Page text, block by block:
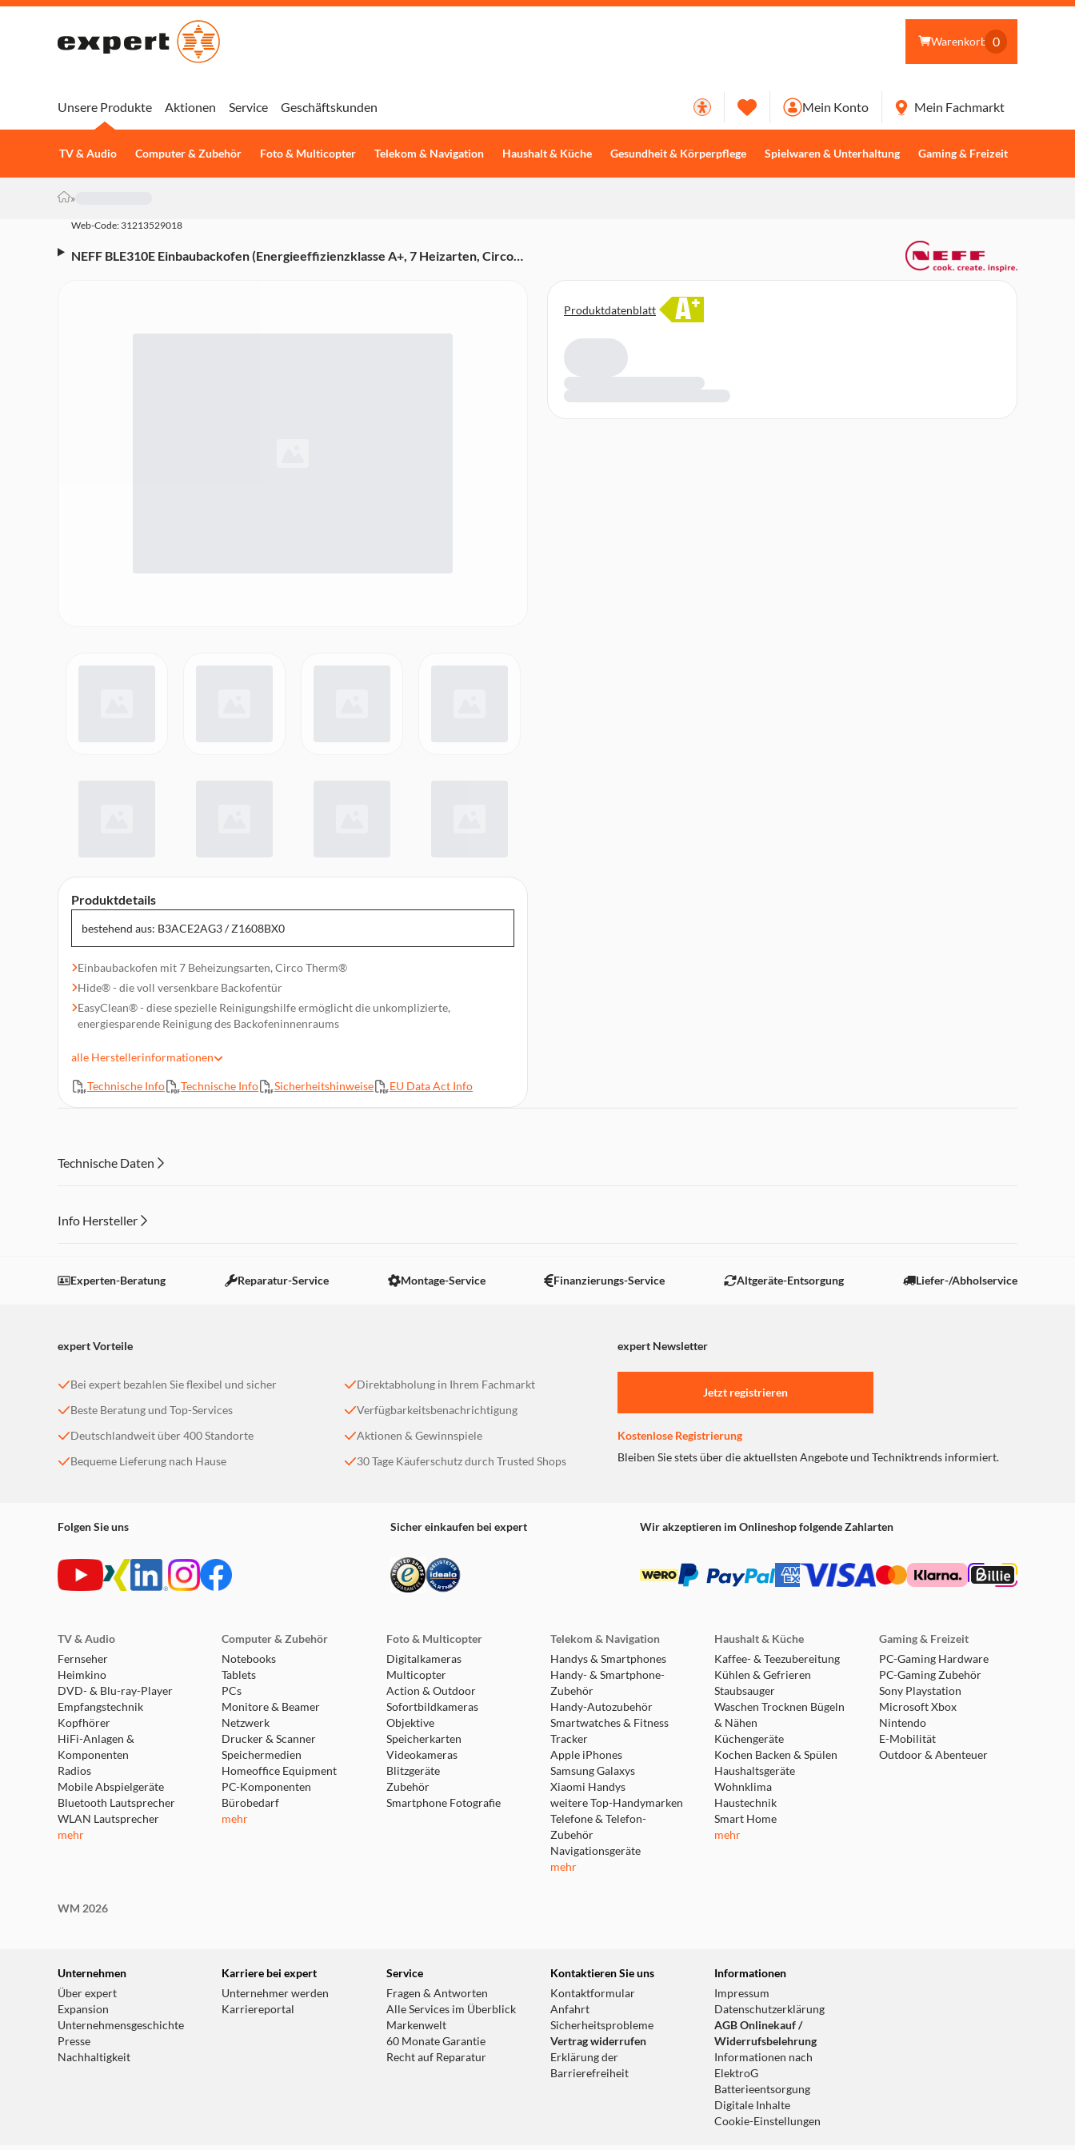
Warenkorb 0
Unsere Produkte
TV & Audio Computer & Zubehör Foto & Multicopter Telekom & Navigation Haushalt & Küche Gesundheit & Körperpflege Spielwaren & Unterhaltung Gaming & Freizeit
Aktionen Service Geschäftskunden Mein Konto Mein Fachmarkt
»
Web-Code: 31213529018
NEFF BLE310E Einbaubackofen (Energieeffizienzklasse A+, 7 Heizarten, Circo
Produktdetails
bestehend aus: B3ACE2AG3 / Z1608BX0
Einbaubackofen mit 7 Beheizungsarten, Circo Therm®
Hide® - die voll versenkbare Backofentür
EasyClean® - diese spezielle Reinigungshilfe ermöglicht die unkomplizierte,
energiesparende Reinigung des Backofeninnenraums
Voll versenkbare Bedienknebel, Elektronikuhr
Easy Clean (Reinigungshilfe), Vollglas-Innentür
1 Kombirost, 1 Universalpfanne
alle Herstellerinformationen
Technische Info Technische Info Sicherheitshinweise EU Data Act Info
A+
Produktdatenblatt
Technische Daten
Info Hersteller
Einstellungen anpassen
Experten-Beratung Reparatur-Service Montage-Service Finanzierungs-Service Altgeräte-Entsorgung Liefer-/Abholservice
expert Vorteile expert Newsletter
Bei expert bezahlen Sie flexibel und sicher
Beste Beratung und Top-Services
Deutschlandweit über 400 Standorte
Bequeme Lieferung nach Hause
Direktabholung in Ihrem Fachmarkt
Verfügbarkeitsbenachrichtigung
Aktionen & Gewinnspiele
30 Tage Käuferschutz durch Trusted Shops
Jetzt registrieren
Kostenlose Registrierung
Bleiben Sie stets über die aktuellsten Angebote und Techniktrends informiert.
Folgen Sie uns Sicher einkaufen bei expert Wir akzeptieren im Onlineshop folgende Zahlarten
TV & Audio
Fernseher
Heimkino
DVD- & Blu-ray-Player
Empfangstechnik
Kopfhörer
HiFi-Anlagen &
Komponenten
Radios
Mobile Abspielgeräte
Bluetooth Lautsprecher
WLAN Lautsprecher
mehr
Computer & Zubehör
Notebooks
Tablets
PCs
Monitore & Beamer
Netzwerk
Drucker & Scanner
Speichermedien
Homeoffice Equipment
PC-Komponenten
Bürobedarf
mehr
Foto & Multicopter
Digitalkameras
Multicopter
Action & Outdoor
Sofortbildkameras
Objektive
Speicherkarten
Videokameras
Blitzgeräte
Zubehör
Smartphone Fotografie
Telekom & Navigation
Handys & Smartphones
Handy- & Smartphone-
Zubehör
Handy-Autozubehör
Smartwatches & Fitness
Tracker
Apple iPhones
Samsung Galaxys
Xiaomi Handys
weitere Top-Handymarken
Telefone & Telefon-
Zubehör
Navigationsgeräte
mehr
Haushalt & Küche
Kaffee- & Teezubereitung
Kühlen & Gefrieren
Staubsauger
Waschen Trocknen Bügeln
& Nähen
Küchengeräte
Kochen Backen & Spülen
Haushaltsgeräte
Wohnklima
Haustechnik
Smart Home
mehr
Gaming & Freizeit
PC-Gaming Hardware
PC-Gaming Zubehör
Sony Playstation
Microsoft Xbox
Nintendo
E-Mobilität
Outdoor & Abenteuer
WM 2026
Unternehmen
Über expert
Expansion
Unternehmensgeschichte
Presse
Nachhaltigkeit
Karriere bei expert
Unternehmer werden
Karriereportal
Service
Fragen & Antworten
Alle Services im Überblick
Markenwelt
60 Monate Garantie
Recht auf Reparatur
Kontaktieren Sie uns
Kontaktformular
Anfahrt
Sicherheitsprobleme
Vertrag widerrufen
Erklärung der
Barrierefreiheit
Informationen
Impressum
Datenschutzerklärung
AGB Onlinekauf /
Widerrufsbelehrung
Informationen nach
ElektroG
Batterieentsorgung
Digitale Inhalte
Cookie-Einstellungen